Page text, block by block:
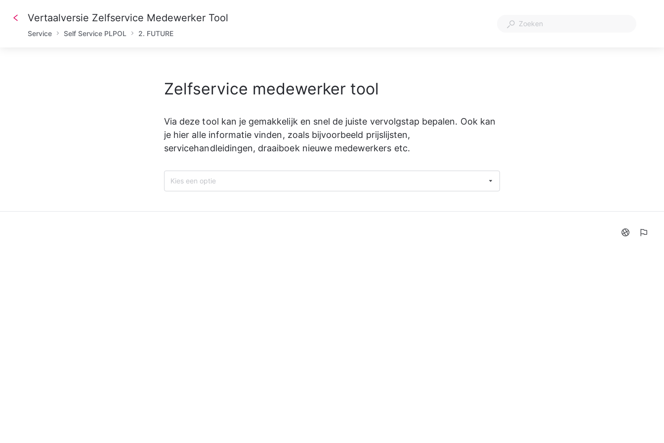
Vertaalversie Zelfservice Medewerker Tool
Service Self Service PLPOL 2. FUTURE
Zelfservice medewerker tool
Via deze tool kan je gemakkelijk en snel de juiste vervolgstap bepalen. Ook kan
je hier alle informatie vinden, zoals bijvoorbeeld prijslijsten,
servicehandleidingen, draaiboek nieuwe medewerkers etc.
Kies een optie